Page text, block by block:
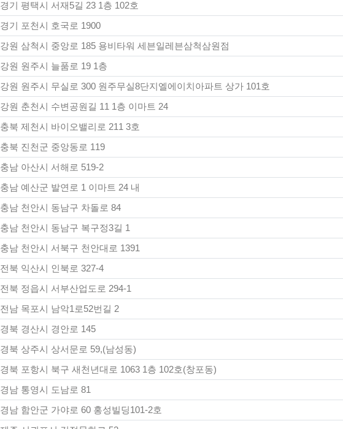
경기 평택시 서재5길 23 1층 102호
경기 포천시 호국로 1900
강원 삼척시 중앙로 185 용비타워 세븐일레븐삼척삼원점
강원 원주시 늘품로 19 1층
강원 원주시 무실로 300 원주무실8단지엘에이치아파트 상가 101호
강원 춘천시 수변공원길 11 1층 이마트 24
충북 제천시 바이오밸리로 211 3호
충북 진천군 중앙동로 119
충남 아산시 서해로 519-2
충남 예산군 발연로 1 이마트 24 내
충남 천안시 동남구 차돌로 84
충남 천안시 동남구 복구정3길 1
충남 천안시 서북구 천안대로 1391
전북 익산시 인북로 327-4
전북 정읍시 서부산업도로 294-1
전남 목포시 남악1로52번길 2
경북 경산시 경안로 145
경북 상주시 상서문로 59,(남성동)
경북 포항시 북구 새천년대로 1063 1층 102호(창포동)
경남 통영시 도남로 81
경남 함안군 가야로 60 홍성빌딩101-2호